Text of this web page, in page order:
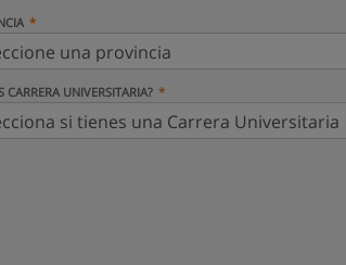
CARRERA UNIVERSITARIA?